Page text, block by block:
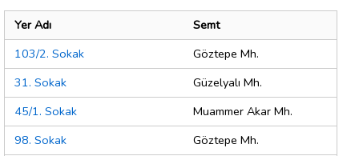
Yer Adı
Semt
103/2. Sokak
Göztepe Mh.
31. Sokak
Güzelyalı Mh.
45/1. Sokak
Muammer Akar Mh.
98. Sokak
Göztepe Mh.